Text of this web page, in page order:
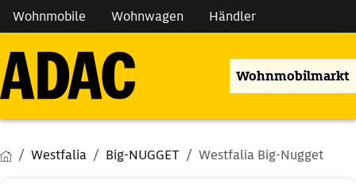
Wohnmobile Wohnwagen Händler
Wohnmobilmarkt
Westfalia Big-NUGGET Westfalia Big-Nugget